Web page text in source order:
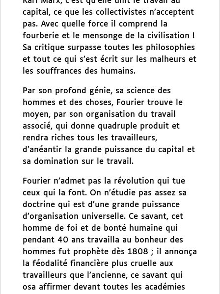
capital, ce que les collectivistes n’acceptent
pas. Avec quelle force il comprend la
fourberie et le mensonge de la civilisation !
Sa critique surpasse toutes les philosophies
et tout ce qui s’est écrit sur les malheurs et
les souffrances des humains.
Par son profond génie, sa science des
hommes et des choses, Fourier trouve le
moyen, par son organisation du travail
associé, qui donne quadruple produit et
rendra riches tous les travailleurs,
d’anéantir la grande puissance du capital et
sa domination sur le travail.
Fourier n’admet pas la révolution qui tue
ceux qui la font. On n’étudie pas assez sa
doctrine qui est d’une grande puissance
d’organisation universelle. Ce savant, cet
homme de foi et de bonté humaine qui
pendant 40 ans travailla au bonheur des
hommes fut prophète dès 1808 ; il annonça
la féodalité financière plus cruelle aux
travailleurs que l’ancienne, ce savant qui
osa affirmer devant toutes les académies